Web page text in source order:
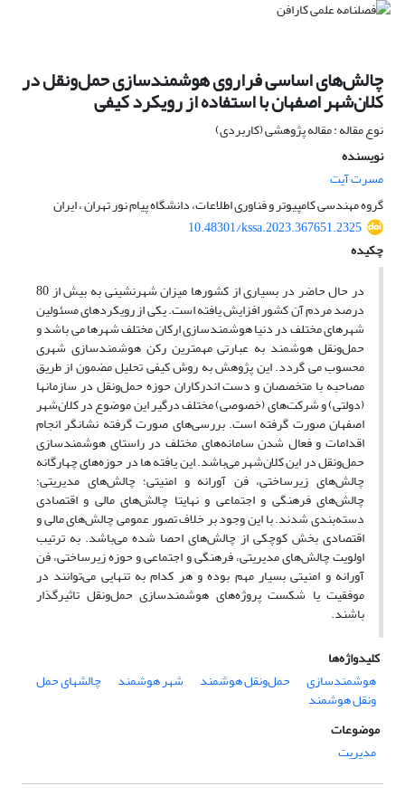
چالش‌های اساسی فراروی هوشمندسازی حمل‌ونقل در
کلان‌شهر اصفهان با استفاده از رویکرد کیفی
نوع مقاله : مقاله پژوهشی (کاربردی)
نویسنده
مسرت آیت
گروه مهندسی کامپیوتر و فناوری اطلاعات، دانشگاه پیام نور تهران ، ایران
10.48301/kssa.2023.367651.2325
چکیده
در حال حاضر در بسیاری از کشورها میزان شهرنشینی به بیش از 80
درصد مردم آن کشور افزایش یافته است. یکی از رویکردهای مسئولین
شهرهای مختلف در دنیا هوشمندسازی ارکان مختلف شهرها می باشد و
حمل‌ونقل هوشمند به عبارتی مهمترین رکن هوشمندسازی شهری
محسوب می گردد. این پژوهش به روش کیفی تحلیل مضمون از طریق
مصاحبه با متخصصان و دست اندرکاران حوزه حمل‌ونقل در سازمانها
(دولتی) و شرکت‌های (خصوصی) مختلف درگیر این موضوع در کلان‌شهر
اصفهان صورت گرفته است. بررسی‌های صورت گرفته نشانگر انجام
اقدامات و فعال شدن سامانه‌های مختلف در راستای هوشمندسازی
حمل‌ونقل در این کلان‌شهر می‌باشد. این یافته ها در حوزه‌های چهارگانه
چالش‌های زیرساختی، فن آورانه و امنیتی؛ چالش‌های مدیریتی؛
چالش‌های فرهنگی و اجتماعی و نهایتا چالش‌های مالی و اقتصادی
دسته‌بندی شدند. با این وجود بر خلاف تصور عمومی چالش‌های مالی و
اقتصادی بخش کوچکی از چالش‌های احصا شده می‌باشد. به ترتیب
اولویت چالش‌های مدیریتی، فرهنگی و اجتماعی و حوزه زیرساختی، فن
آورانه و امنیتی بسیار مهم بوده و هر کدام به تنهایی می‌توانند در
موفقیت یا شکست پروژه‌های هوشمندسازی حمل‌ونقل تاثیرگذار
باشند.
کلیدواژه‌ها
هوشمندسازی
حمل‌ونقل هوشمند شهر هوشمند چالشهای حمل
ونقل هوشمند
موضوعات
مدیریت